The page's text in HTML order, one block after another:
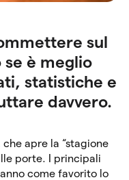
sul
se è meglio
statistiche e
davvero.
che apre la “stagione
porte. I principali
come favorito lo